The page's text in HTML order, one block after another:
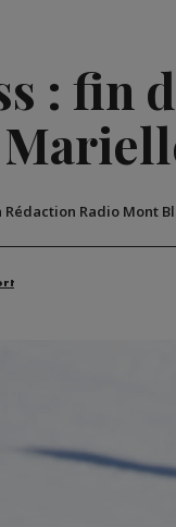
: fin
Rédaction Radio Mont